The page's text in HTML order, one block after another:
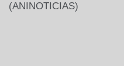
(ANINOTICIAS)